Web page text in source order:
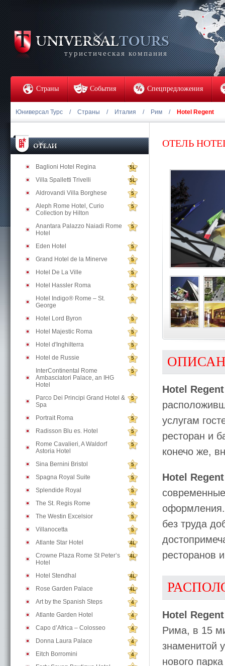
туристическая компания
Страны События Спецпредложения
Юниверсал Турс / Страны / Италия / Рим / Hotel Regent
Baglioni Hotel Regina 5L
Villa Spalletti Trivelli 5L
Aldrovandi Villa Borghese 5
Aleph Rome Hotel, Curio
Collection by Hilton
5
Anantara Palazzo Naiadi Rome
Hotel
5
Eden Hotel 5
Grand Hotel de la Minerve 5
Hotel De La Ville 5
Hotel Hassler Roma 5
Hotel Indigo® Rome – St.
George
5
Hotel Lord Byron 5
Hotel Majestic Roma 5
Hotel d'Inghilterra 5
Hotel de Russie 5
InterContinental Rome
Ambasciatori Palace, an IHG
Hotel
5
Parco Dei Principi Grand Hotel &
Spa
5
Portrait Roma 5
Radisson Blu es. Hotel 5
Rome Cavalieri, A Waldorf
Astoria Hotel
5
Sina Bernini Bristol 5
Spagna Royal Suite 5
Splendide Royal 5
The St. Regis Rome 5
The Westin Excelsior 5
Villanocetta 5
Atlante Star Hotel 4L
Crowne Plaza Rome St Peter’s
Hotel
4L
Hotel Stendhal 4L
Rose Garden Palace 4L
Art by the Spanish Steps 4
Atlante Garden Hotel 4
Capo d’Africa – Colosseo 4
Donna Laura Palace 4
Eitch Borromini 4
ОТЕЛЬ
Hotel Regent
услугам
ресторан и
конечо же,
Hotel Regent
оформления.
без труда
ресторанов
Hotel Regent
Рима, в 15
знаменитой
нового